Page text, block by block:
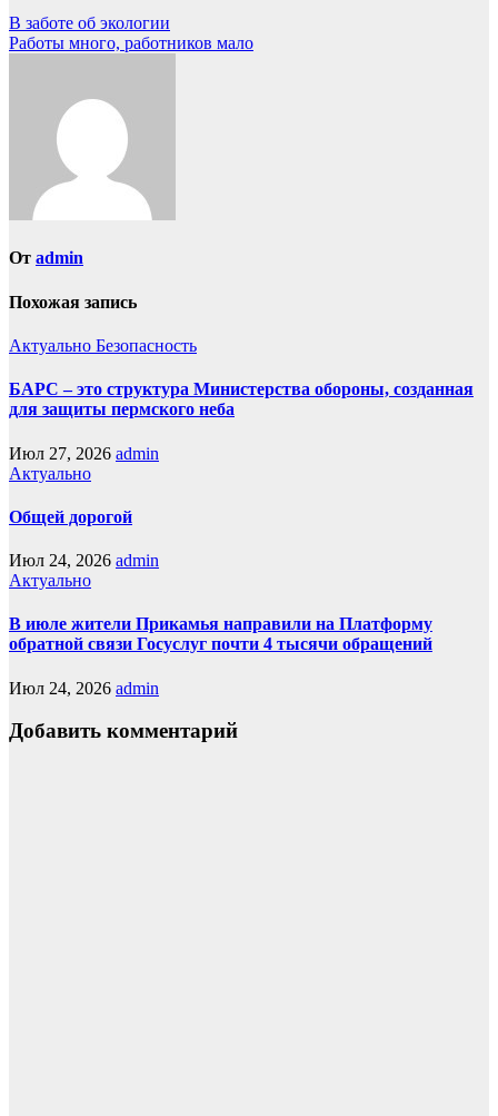
Навигация
по
В заботе об экологии
Работы много, работников мало
От admin
Похожая запись
Актуально Безопасность
БАРС – это структура Министерства обороны, созданная
для защиты пермского неба
Июл 27, 2026 admin
Актуально
Общей дорогой
Июл 24, 2026 admin
Актуально
В июле жители Прикамья направили на Платформу
обратной связи Госуслуг почти 4 тысячи обращений
Июл 24, 2026 admin
Добавить комментарий